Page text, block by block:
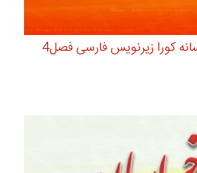
انیمیشن اواتار افسانه کورا زیرنویس فارسی فصل4